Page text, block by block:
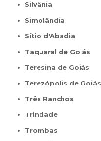
Silvânia
Simolândia
Sítio d'Abadia
Taquaral de Goiás
Teresina de Goiás
Terezópolis de Goiás
Três Ranchos
Trindade
Trombas